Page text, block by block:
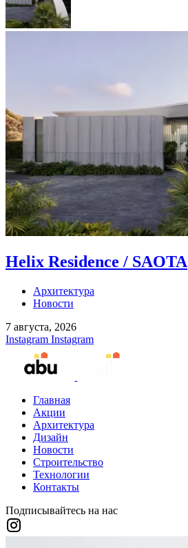
Helix Residence / SAOTA
Архитектура
Новости
7 августа, 2026
Instagram Instagram
Главная
Акции
Архитектура
Дизайн
Новости
Строительство
Технологии
Контакты
Подписывайтесь на нас